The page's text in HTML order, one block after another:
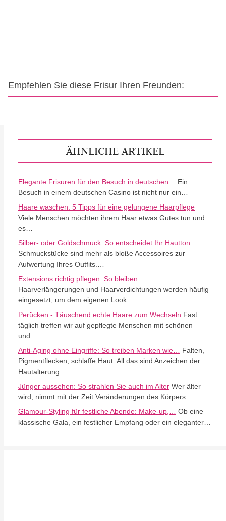
Empfehlen Sie diese Frisur Ihren Freunden:
ÄHNLICHE ARTIKEL
Elegante Frisuren für den Besuch in deutschen…
Ein
Besuch in einem deutschen Casino ist nicht nur ein…
Haare waschen: 5 Tipps für eine gelungene Haarpflege
Viele Menschen möchten ihrem Haar etwas Gutes tun und
es…
Silber- oder Goldschmuck: So entscheidet Ihr Hautton
Schmuckstücke sind mehr als bloße Accessoires zur
Aufwertung Ihres Outfits.…
Extensions richtig pflegen: So bleiben…
Haarverlängerungen und Haarverdichtungen werden häufig
eingesetzt, um dem eigenen Look…
Perücken - Täuschend echte Haare zum Wechseln Fast
täglich treffen wir auf gepflegte Menschen mit schönen
und…
Anti-Aging ohne Eingriffe: So treiben Marken wie…
Falten,
Pigmentflecken, schlaffe Haut: All das sind Anzeichen der
Hautalterung…
Jünger aussehen: So strahlen Sie auch im Alter Wer älter
wird, nimmt mit der Zeit Veränderungen des Körpers…
Glamour-Styling für festliche Abende: Make-up,…
Ob eine
klassische Gala, ein festlicher Empfang oder ein eleganter…